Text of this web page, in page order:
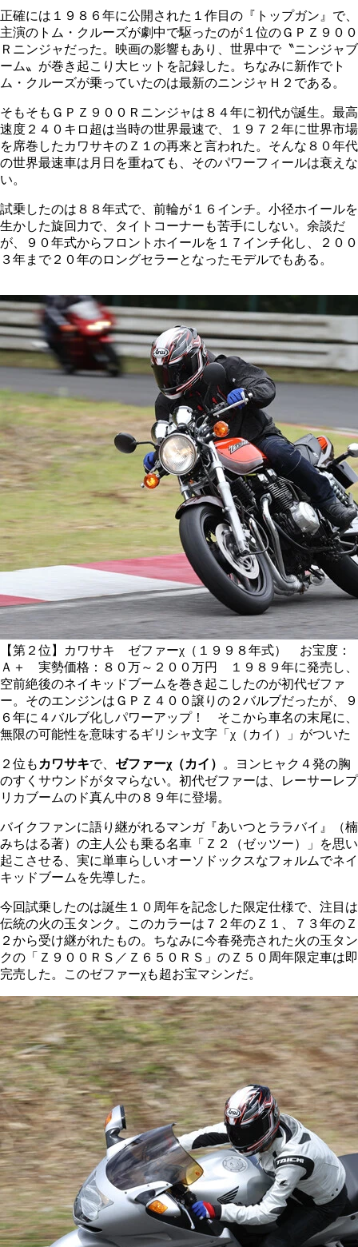
正確には１９８６年に公開された１作目の『トップガン』で、
主演のトム・クルーズが劇中で駆ったのが１位のＧＰＺ９００
Ｒニンジャだった。映画の影響もあり、世界中で〝ニンジャブ
ーム〟が巻き起こり大ヒットを記録した。ちなみに新作でト
ム・クルーズが乗っていたのは最新のニンジャＨ２である。
そもそもＧＰＺ９００Ｒニンジャは８４年に初代が誕生。最高
速度２４０キロ超は当時の世界最速で、１９７２年に世界市場
を席巻したカワサキのＺ１の再来と言われた。そんな８０年代
の世界最速車は月日を重ねても、そのパワーフィールは衰えな
い。
試乗したのは８８年式で、前輪が１６インチ。小径ホイールを
生かした旋回力で、タイトコーナーも苦手にしない。余談だ
が、９０年式からフロントホイールを１７インチ化し、２００
３年まで２０年のロングセラーとなったモデルでもある。
【第２位】カワサキ ゼファーχ（１９９８年式） お宝度：
Ａ＋ 実勢価格：８０万～２００万円 １９８９年に発売し、
空前絶後のネイキッドブームを巻き起こしたのが初代ゼファ
ー。そのエンジンはＧＰＺ４００譲りの２バルブだったが、９
６年に４バルブ化しパワーアップ！ そこから車名の末尾に、
無限の可能性を意味するギリシャ文字「χ（カイ）」がついた
２位も カワサキで、 ゼファーχ（カイ）
。ヨンヒャク４発の胸
のすくサウンドがタマらない。初代ゼファーは、レーサーレプ
リカブームのド真ん中の８９年に登場。
バイクファンに語り継がれるマンガ『あいつとララバイ』（楠
みちはる著）の主人公も乗る名車「Ｚ２（ゼッツー）」を思い
起こさせる、実に単車らしいオーソドックスなフォルムでネイ
キッドブームを先導した。
今回試乗したのは誕生１０周年を記念した限定仕様で、注目は
伝統の火の玉タンク。このカラーは７２年のＺ１、７３年のＺ
２から受け継がれたもの。ちなみに今春発売された火の玉タン
クの「Ｚ９００ＲＳ／Ｚ６５０ＲＳ」のＺ５０周年限定車は即
完売した。このゼファーχも超お宝マシンだ。